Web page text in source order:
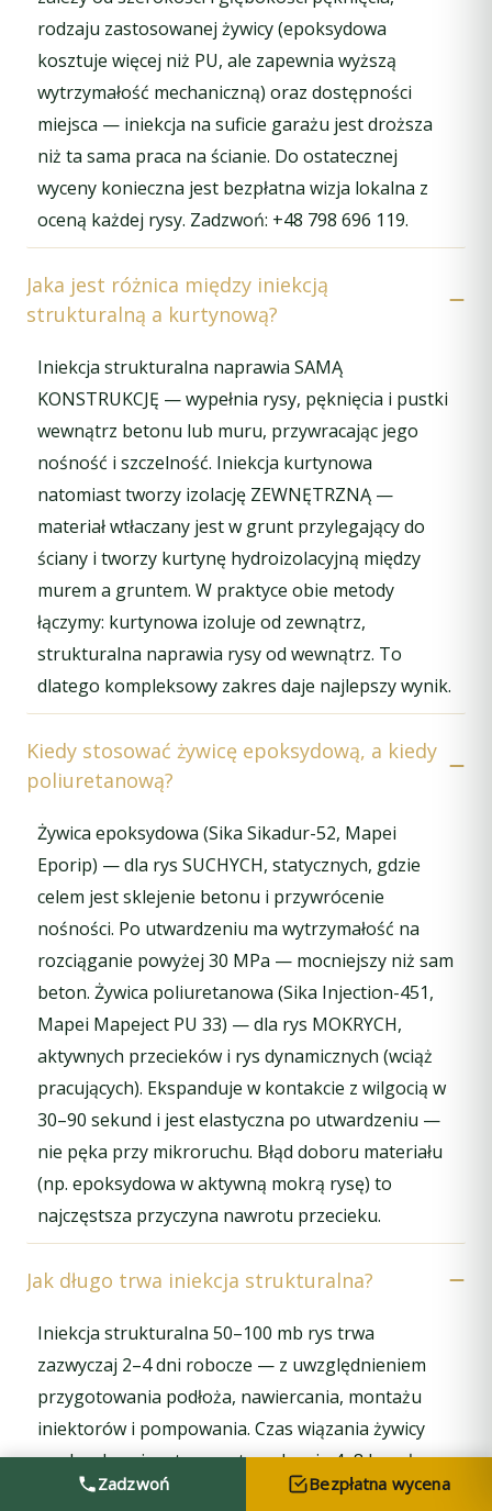
rodzaju zastosowanej żywicy (epoksydowa
kosztuje więcej niż PU, ale zapewnia wyższą
wytrzymałość mechaniczną) oraz dostępności
miejsca — iniekcja na suficie garażu jest droższa
niż ta sama praca na ścianie. Do ostatecznej
wyceny konieczna jest bezpłatna wizja lokalna z
oceną każdej rysy. Zadzwoń: +48 798 696 119.
Jaka jest różnica między iniekcją
strukturalną a kurtynową?
Iniekcja strukturalna naprawia SAMĄ
KONSTRUKCJĘ — wypełnia rysy, pęknięcia i pustki
wewnątrz betonu lub muru, przywracając jego
nośność i szczelność. Iniekcja kurtynowa
natomiast tworzy izolację ZEWNĘTRZNĄ —
materiał wtłaczany jest w grunt przylegający do
ściany i tworzy kurtynę hydroizolacyjną między
murem a gruntem. W praktyce obie metody
łączymy: kurtynowa izoluje od zewnątrz,
strukturalna naprawia rysy od wewnątrz. To
dlatego kompleksowy zakres daje najlepszy wynik.
Kiedy stosować żywicę epoksydową, a kiedy
poliuretanową?
Żywica epoksydowa (Sika Sikadur-52, Mapei
Eporip) — dla rys SUCHYCH, statycznych, gdzie
celem jest sklejenie betonu i przywrócenie
nośności. Po utwardzeniu ma wytrzymałość na
rozciąganie powyżej 30 MPa — mocniejszy niż sam
beton. Żywica poliuretanowa (Sika Injection-451,
Mapei Mapeject PU 33) — dla rys MOKRYCH,
aktywnych przecieków i rys dynamicznych (wciąż
pracujących). Ekspanduje w kontakcie z wilgocią w
30–90 sekund i jest elastyczna po utwardzeniu —
nie pęka przy mikroruchu. Błąd doboru materiału
(np. epoksydowa w aktywną mokrą rysę) to
najczęstsza przyczyna nawrotu przecieku.
Jak długo trwa iniekcja strukturalna?
Iniekcja strukturalna 50–100 mb rys trwa
zazwyczaj 2–4 dni robocze — z uwzględnieniem
przygotowania podłoża, nawiercania, montażu
iniektorów i pompowania. Czas wiązania żywicy
epoksydowej: wstępne utwardzenie 4–8 h, pełna
wytrzymałość w 20°C po 7 dniach. W tym czasie na
Zadzwoń Bezpłatna wycena